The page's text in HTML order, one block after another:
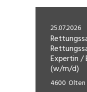
25.07.2026
Expertin /
(w/m/d)
4600 Olten